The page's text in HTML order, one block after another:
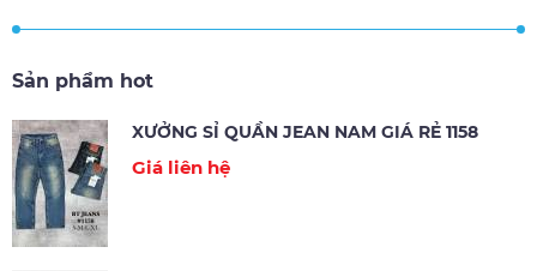
Sản phẩm hot
XƯỞNG SỈ QUẦN JEAN NAM GIÁ RẺ 1158
Giá liên hệ